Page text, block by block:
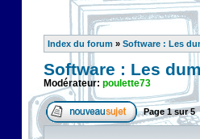
Index du forum » Software : Les
Software : Les
Modérateur: poulette73
Page1sur5